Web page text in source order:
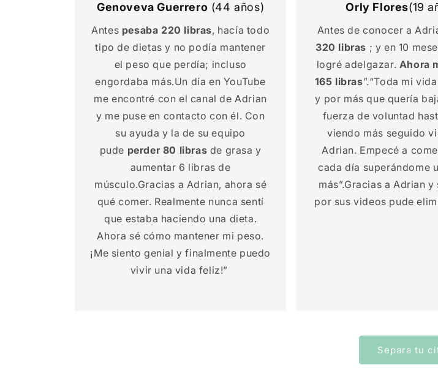
Genoveva Guerrero (44 años)
Antes pesaba 220 libras, hacía todo
tipo de dietas y no podía mantener
el peso que perdía; incluso
engordaba más.Un día en YouTube
me encontré con el canal de Adrian
y me puse en contacto con él. Con
su ayuda y la de su equipo
pude perder 80 libras de grasa y
aumentar 6 libras de
músculo.Gracias a Adrian, ahora sé
qué comer. Realmente nunca sentí
que estaba haciendo una dieta.
Ahora sé cómo mantener mi peso.
¡Me siento genial y finalmente puedo
vivir una vida feliz!”
Orly Flores(19
Antes de conocer a
320 libras ; y en 10
logré adelgazar. Ahora
165 libras”.“Toda mi
y por más que quería
fuerza de voluntad
viendo más seguido
Adrian. Empecé a
cada día superándome
más”.Gracias a Adrian
por sus videos pude
Separa tu